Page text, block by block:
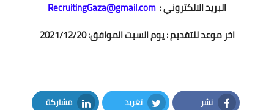
البريد الالكتروني : RecruitingGaza@gmail.com
اخر موعد للتقديم : يوم السبت الموافق: 2021/12/20
نشر تغريد مشاركة